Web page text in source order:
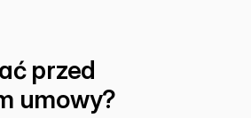
przed
umowy?